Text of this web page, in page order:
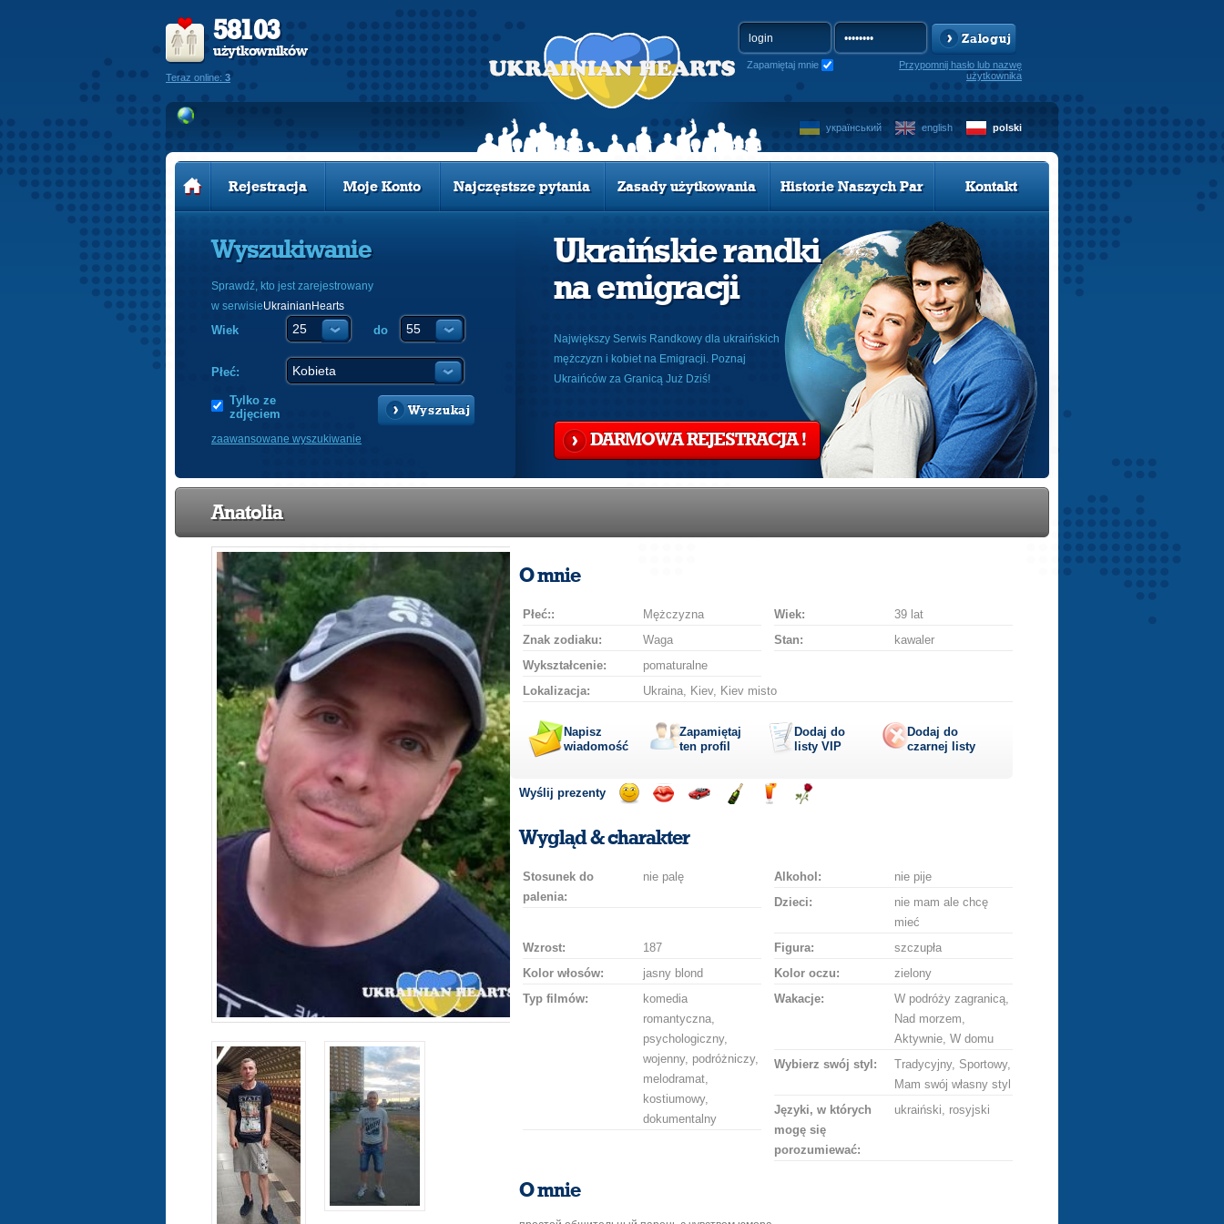
58103
użytkowników
Teraz online: 3
Zaloguj
Zapamiętaj mnie
Przypomnij hasło lub nazwę
użytkownika
український english polski
Rejestracja Moje Konto Najczęstsze pytania Zasady użytkowania Historie Naszych Par Kontakt
Wyszukiwanie
Sprawdź, kto jest zarejestrowany
w serwisieUkrainianHearts
Wiek do
Płeć:
Tylko ze
zdjęciem
Wyszukaj
zaawansowane wyszukiwanie
Ukraińskie randki
na emigracji
Największy Serwis Randkowy dla ukraińskich
mężczyzn i kobiet na Emigracji. Poznaj
Ukraińców za Granicą Już Dziś!
DARMOWA REJESTRACJA !
Anatolia
O mnie
Płeć:: Mężczyzna Wiek:
39 lat
Znak zodiaku:
Waga Stan:
kawaler
Wykształcenie:
pomaturalne
Lokalizacja:
Ukraina, Kiev, Kiev misto
Napisz
wiadomość
Zapamiętaj
ten profil
Dodaj do
listy VIP
Dodaj do
czarnej listy
Wyślij prezenty
uśmiechbuziaka
Wygląd & charakter
Stosunek do
palenia:
nie palę Alkohol:
nie pije
Dzieci:
nie mam ale chcę
mieć
Wzrost:
187 Figura:
szczupła
Kolor włosów:
jasny blond Kolor oczu:
zielony
Typ filmów:
komedia
romantyczna,
psychologiczny,
wojenny, podróżniczy,
melodramat,
kostiumowy,
dokumentalny
Wakacje:
W podróży zagranicą,
Nad morzem,
Aktywnie, W domu
Wybierz swój styl:
Tradycyjny, Sportowy,
Mam swój własny styl
Języki, w których
mogę się
porozumiewać:
ukraiński, rosyjski
O mnie